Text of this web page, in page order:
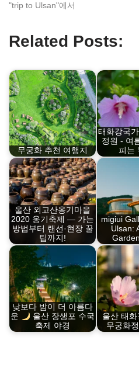
"trip to Ulsan"에서
Related Posts:
무궁화 추천 여행지
태화강국
정원 - 여
피는
울산 외고산옹기마을
2020 옹기축제 — 가는
방법부터 랜선·현장 꿀
팁까지!
migiui
Ulsan:
낮보다 밤이 더 아름다
운
울산 장생포 수국
축제 야경
울산 태
무궁화